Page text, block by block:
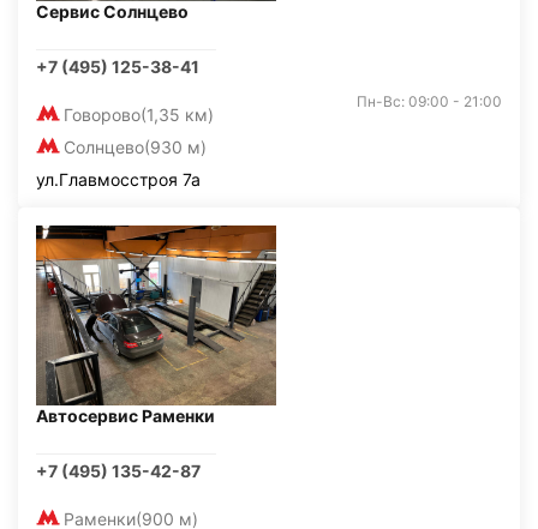
Сервис Солнцево
+7 (495) 125-38-41
Говорово(1,35 км)
Солнцево(930 м)
Пн-Вс: 09:00 - 21:00
ул.Главмосстроя 7а
Автосервис Раменки
+7 (495) 135-42-87
Раменки(900 м)